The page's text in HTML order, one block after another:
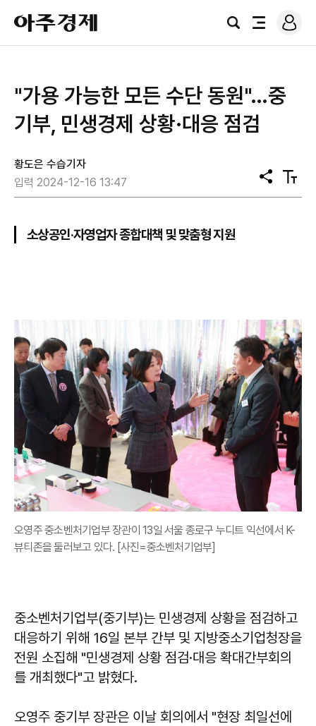
아
주
경
검
전
로
그
"가용 가능한 모든 수단 동원"…중
기부, 민생경제 상황·대응 점검
황도은 수습기자
입력 2024-12-16 13:47
공
유
텍
스
소상공인·자영업자 종합대책 및 맞춤형 지원
오영주 중소벤처기업부 장관이 13일 서울 종로구 누디트 익선에서 K-
뷰티존을 둘러보고 있다. [사진=중소벤처기업부]
중소벤처기업부(중기부)는 민생경제 상황을 점검하고
대응하기 위해 16일 본부 간부 및 지방중소기업청장을
전원 소집해 "민생경제 상황 점검·대응 확대간부회의
를 개최했다"고 밝혔다.
오영주 중기부 장관은 이날 회의에서 "현장 최일선에